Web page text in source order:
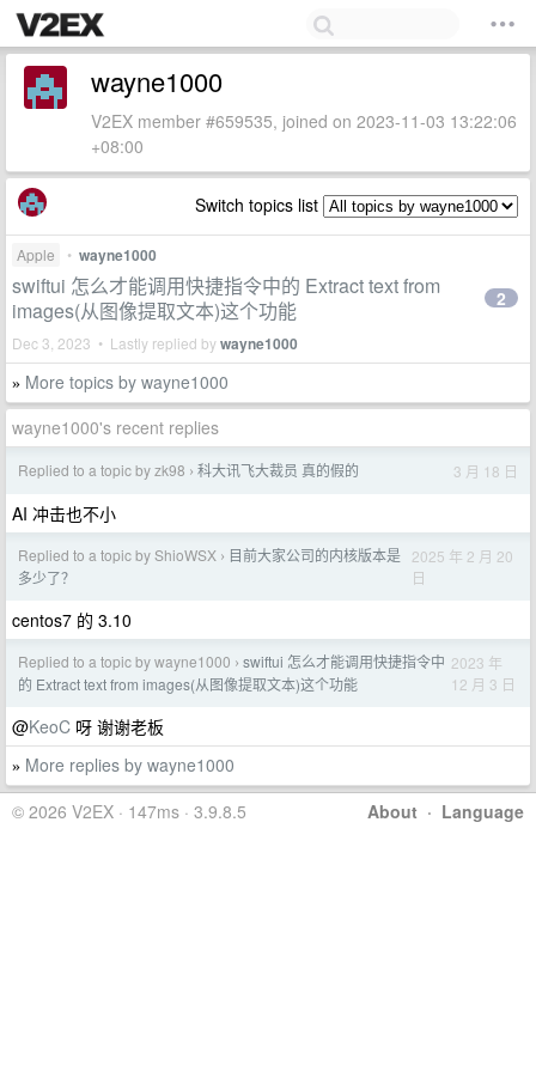
wayne1000
V2EX member #659535, joined on 2023-11-03 13:22:06
+08:00
Switch topics list
Apple • wayne1000
swiftui 怎么才能调用快捷指令中的 Extract text from
images(从图像提取文本)这个功能
Dec 3, 2023 • Lastly replied bywayne1000
2
» More topics by wayne1000
wayne1000's recent replies
Replied to a topic by zk98 › 科大讯飞大裁员 真的假的 3 月 18 日
AI 冲击也不小
Replied to a topic by ShioWSX › 目前大家公司的内核版本是
多少了？
2025 年 2 月 20
日
centos7 的 3.10
Replied to a topic by wayne1000 › swiftui 怎么才能调用快捷指令中
的 Extract text from images(从图像提取文本)这个功能
2023 年
12 月 3 日
@KeoC 呀 谢谢老板
» More replies by wayne1000
About · Language
© 2026 V2EX · 147ms · 3.9.8.5